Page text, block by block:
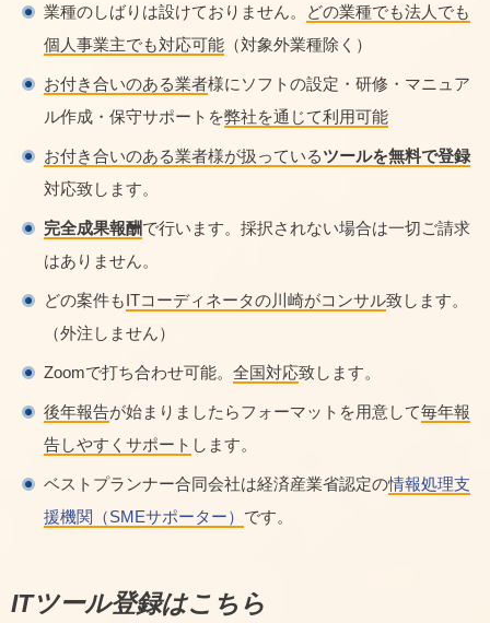
業種のしばりは設けておりません。
どの業種でも法人でも
個人事業主でも対応可能 （対象外業種除く）
お付き合いのある業者様にソフトの設定・研修・マニュア
ル作成・保守サポートを弊社を通じて利用可能
お付き合いのある業者様が扱っているツールを無料で登録
対応致します。
完全成果報酬で行います。採択されない場合は一切ご請求
はありません。
どの案件もITコーディネータの川崎がコンサル致します。
（外注しません）
Zoomで打ち合わせ可能。 全国対応致します。
後年報告が始まりましたらフォーマットを用意して毎年報
告しやすくサポート します。
ベストプランナー合同会社は経済産業省認定の情報処理支
援機関（SMEサポーター） です。
ITツール登録はこちら